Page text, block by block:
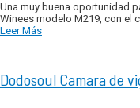
Una muy buena oportunidad
Winees modelo M219, con el
Leer Más
Dodosoul Camara de